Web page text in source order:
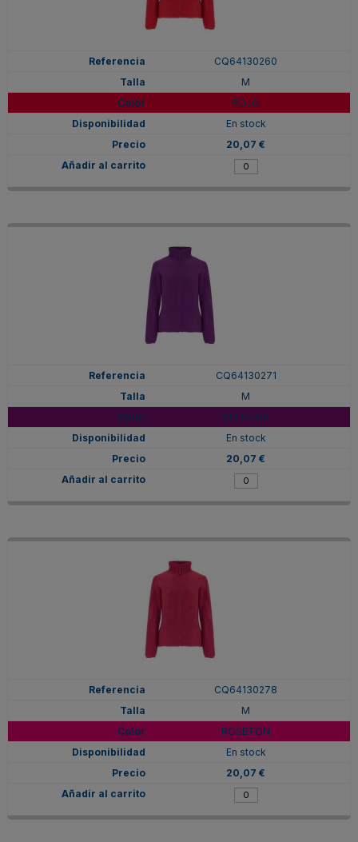
CQ64130260
M
ROJO
En stock
20,07 €
CQ64130271
M
PURPURA
En stock
20,07 €
CQ64130278
M
ROSETON
En stock
20,07 €